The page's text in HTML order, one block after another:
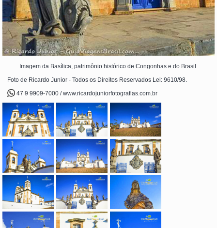
Imagem da Basílica, patrimônio histórico de Congonhas e do Brasil.
Foto de Ricardo Junior - Todos os Direitos Reservados Lei: 9610/98.
47 9 9909-7000 / www.ricardojuniorfotografias.com.br